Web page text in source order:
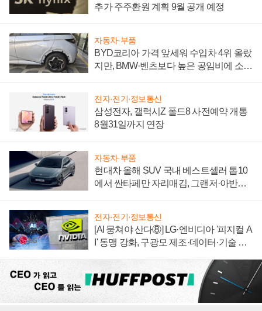
추가 주주환원 계획 9월 공개 예정
자동차·부품
BYD코리아 가격 앞세워 수입차 4위 올랐
지만, BMW·벤츠보다 높은 공임비에 소비
전자·전기·정보통신
삼성전자, 갤럭시Z 폴드8 사전예약 개통
8월31일까지 연장
자동차·부품
현대차 올해 SUV 국내 베스트셀러 톱10
에서 싼타페만 자리매김, 그랜저·아반떼
전자·전기·정보통신
[AI 뭉쳐야 산다⑧] LG·엔비디아 '피지컬 A
I' 동맹 강화, 구광모 제조·데이터·기술 결